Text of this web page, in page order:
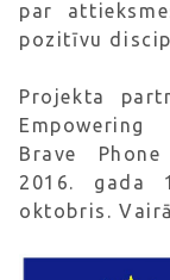
par
pozitīvu
Projekta
Brave
2016. gada
oktobris.